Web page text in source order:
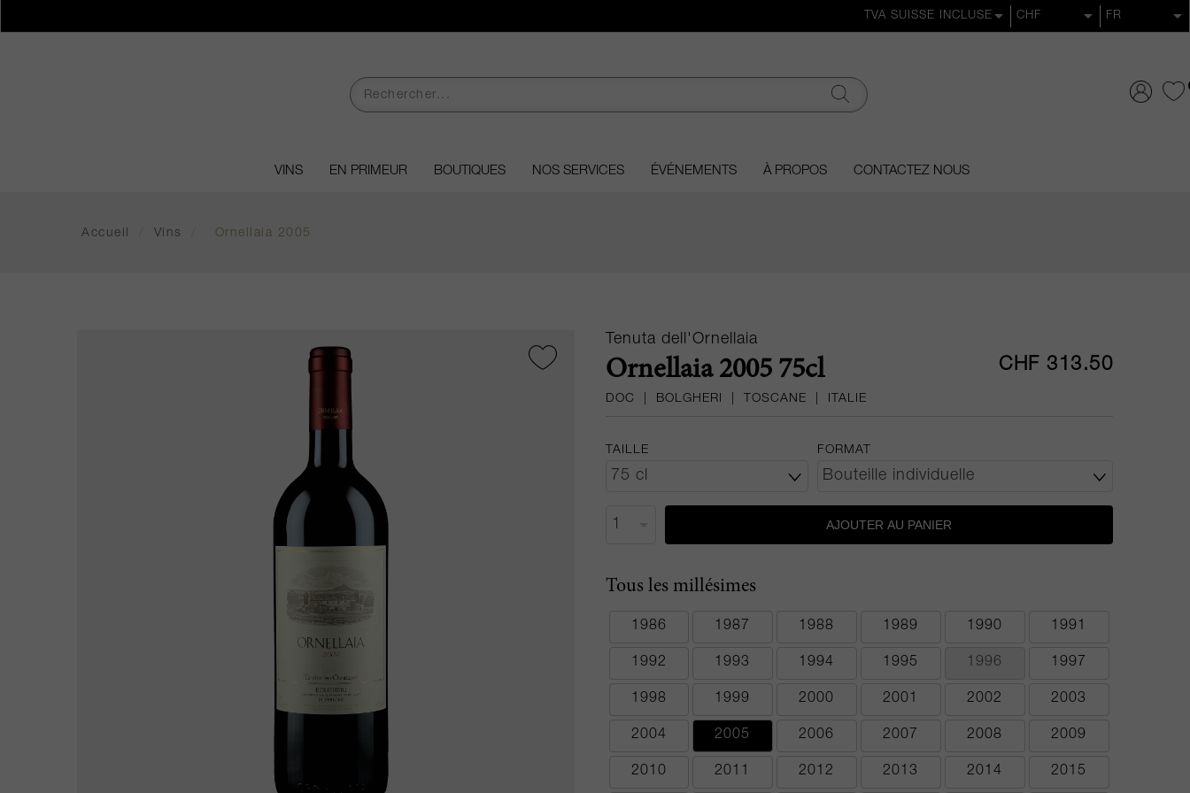
VINS EN PRIMEUR BOUTIQUES NOS SERVICES ÉVÉNEMENTS À PROPOS CONTACTEZ NOUS
Accueil Vins Ornellaia 2005
Tenuta dell'Ornellaia
Ornellaia 2005 75cl
DOC BOLGHERI TOSCANE ITALIE
CHF 313.50
TAILLE FORMAT
AJOUTER AU PANIER
Tous les millésimes
1986 1987 1988 1989 1990 1991
1992 1993 1994 1995 1996 1997
1998 1999 2000 2001 2002 2003
2004 2005 2006 2007 2008 2009
2010 2011 2012 2013 2014 2015